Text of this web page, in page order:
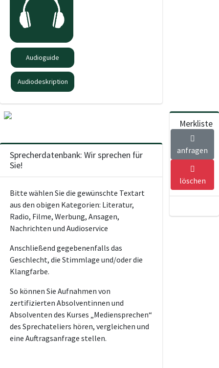
Audioguide
Audiodeskription
Sprecherdatenbank: Wir sprechen für
Sie!
Bitte wählen Sie die gewünschte Textart
aus den obigen Kategorien: Literatur,
Radio, Filme, Werbung, Ansagen,
Nachrichten und Audioservice
Anschließend gegebenenfalls das
Geschlecht, die Stimmlage und/oder die
Klangfarbe.
So können Sie Aufnahmen von
zertifizierten Absolventinnen und
Absolventen des Kurses „Mediensprechen“
des Sprechateliers hören, vergleichen und
eine Auftragsanfrage stellen.
Merkliste
anfragen
löschen